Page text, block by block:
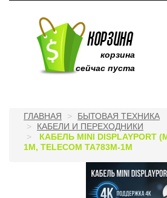
корзина
сейчас пуста
ГЛАВНАЯ
БЫТОВАЯ ТЕХНИКА
КАБЕЛИ И ПЕРЕХОДНИКИ
КАБЕЛЬ MINI DISPLAYPORT
1М, TELECOM TA783M-1M